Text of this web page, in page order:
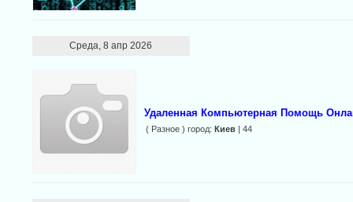
Среда, 8 апр 2026
Удаленная Компьютерная Помощь
( Разное ) город: Киев| 44